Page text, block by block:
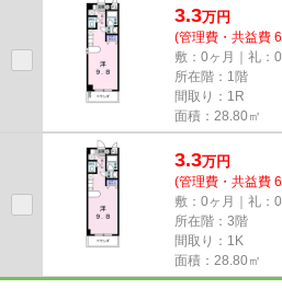
3.3万円
(管理費・共益費
敷：0ヶ月｜礼：
所在階：1階
間取り：1R
面積：28.80㎡
3.3万円
(管理費・共益費
敷：0ヶ月｜礼：
所在階：3階
間取り：1K
面積：28.80㎡